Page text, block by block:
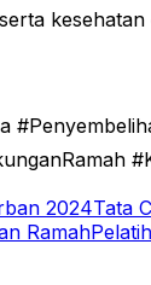
2024Tata
Ramah